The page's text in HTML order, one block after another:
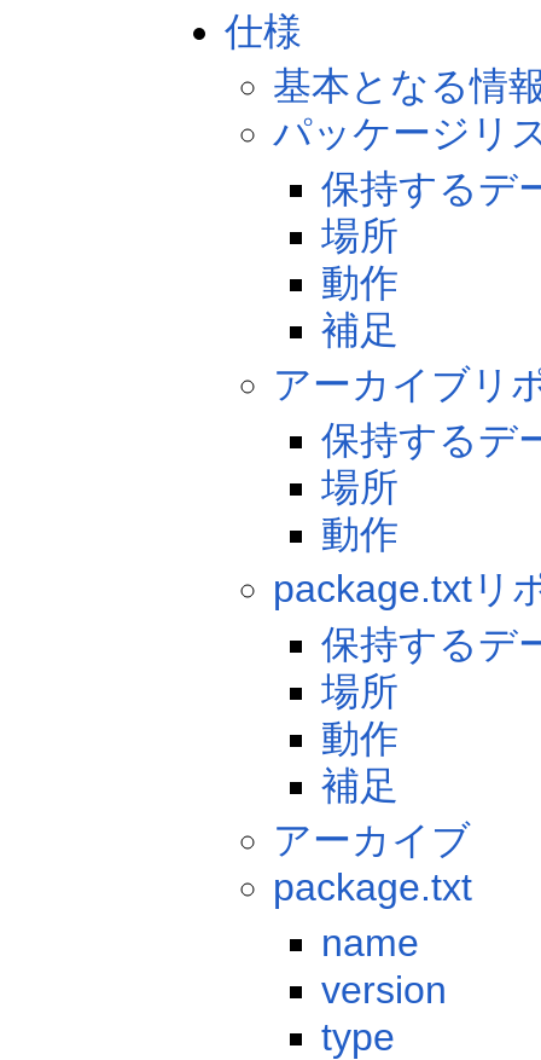
仕様
基本となる情
パッケージリ
保持するデ
場所
動作
補足
アーカイブリ
保持するデ
場所
動作
package.txtリ
保持するデ
場所
動作
補足
アーカイブ
package.txt
name
version
type